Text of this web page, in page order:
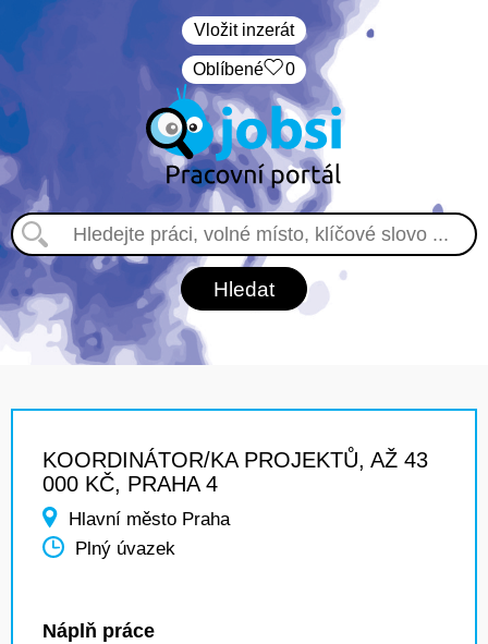
Vložit inzerát
Oblíbené 0
KOORDINÁTOR/KA PROJEKTŮ, AŽ 43
000 KČ, PRAHA 4
Hlavní město Praha
Plný úvazek
Náplň práce